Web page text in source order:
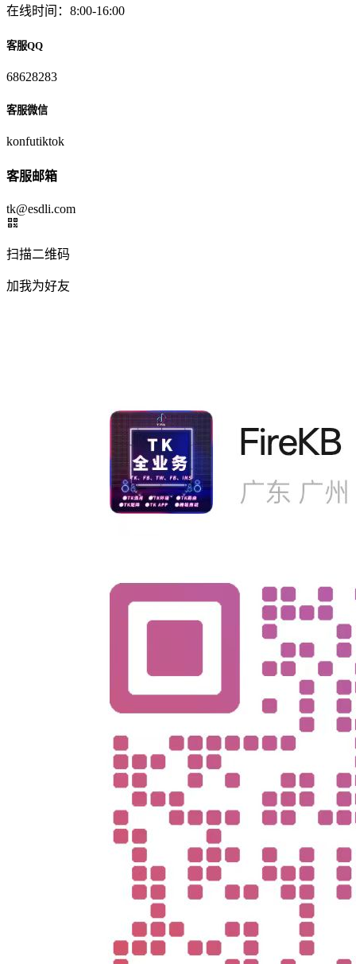
在线时间：8:00-16:00
客服QQ
68628283
客服微信
konfutiktok
客服邮箱
tk@esdli.com
扫描二维码
加我为好友